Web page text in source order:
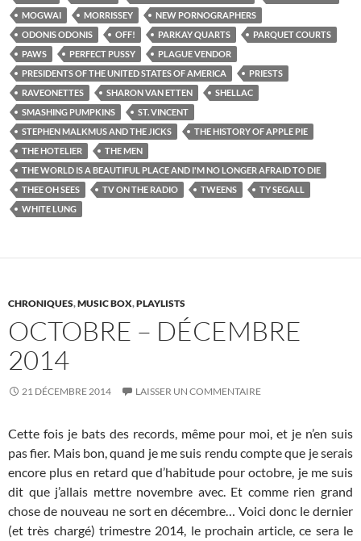
MOGWAI
MORRISSEY
NEW PORNOGRAPHERS
ODONIS ODONIS
OFF! PARKAY QUARTS
PARQUET COURTS
PAWS
PERFECT PUSSY
PLAGUE VENDOR
PRESIDENTS OF THE UNITED STATES OF AMERICA
PRIESTS
RAVEONETTES
SHARON VAN ETTEN
SHELLAC
SMASHING PUMPKINS
ST. VINCENT
STEPHEN MALKMUS AND THE JICKS
THE HISTORY OF APPLE PIE
THE HOTELIER
THE MEN
THE WORLD IS A BEAUTIFUL PLACE AND I'M NO LONGER AFRAID TO DIE
THEE OH SEES
TV ON THE RADIO TWEENS
TY SEGALL
WHITE LUNG
CHRONIQUES,MUSIC BOX,PLAYLISTS
OCTOBRE – DÉCEMBRE
2014
21 DÉCEMBRE 2014 LAISSER UN COMMENTAIRE
Cette fois je bats des records, même pour moi, et je n’en suis
pas fier. Mais bon, quand je me suis rendu compte que je serais
encore plus en retard que d’habitude pour octobre, je me suis
dit que j’allais mettre novembre avec. Et comme rien grand
chose de nouveau ne sort en décembre… Voici donc le dernier
(et très chargé) trimestre 2014, le prochain article, ce sera le